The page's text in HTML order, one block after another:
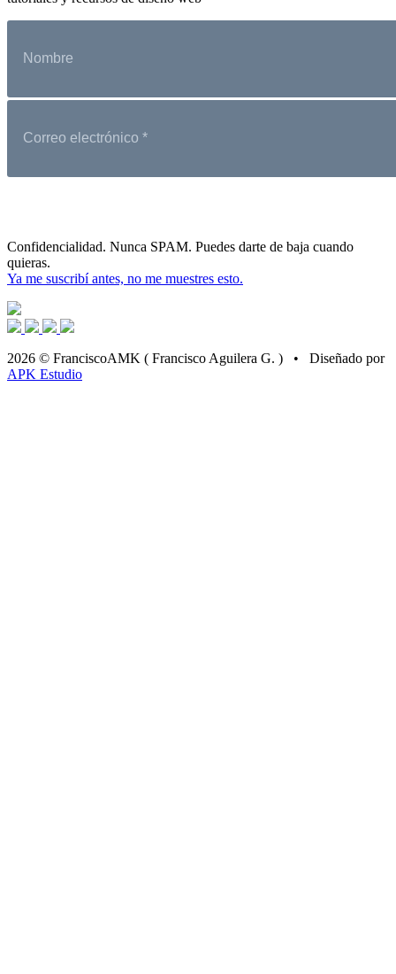
Confidencialidad. Nunca SPAM. Puedes darte de baja cuando
quieras.
Ya me suscribí antes, no me muestres esto.
2026 © FranciscoAMK ( Francisco Aguilera G. ) • Diseñado por
APK Estudio